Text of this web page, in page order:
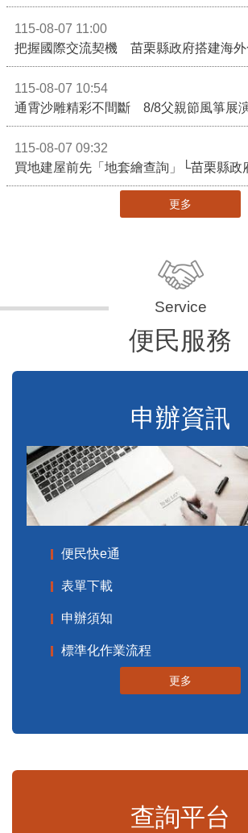
115-08-07 11:00
115-08-07 10:54
115-08-07 09:32
更多
便民服務
申辦資訊
便民快e通
表單下載
申辦須知
標準化作業流程
更多
查詢平台